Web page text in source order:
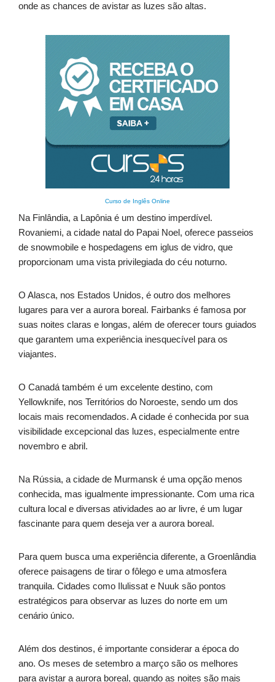
onde as chances de avistar as luzes são altas.
Curso de Inglês Online
Na Finlândia, a Lapônia é um destino imperdível.
Rovaniemi, a cidade natal do Papai Noel, oferece passeios
de snowmobile e hospedagens em iglus de vidro, que
proporcionam uma vista privilegiada do céu noturno.
O Alasca, nos Estados Unidos, é outro dos melhores
lugares para ver a aurora boreal. Fairbanks é famosa por
suas noites claras e longas, além de oferecer tours guiados
que garantem uma experiência inesquecível para os
viajantes.
O Canadá também é um excelente destino, com
Yellowknife, nos Territórios do Noroeste, sendo um dos
locais mais recomendados. A cidade é conhecida por sua
visibilidade excepcional das luzes, especialmente entre
novembro e abril.
Na Rússia, a cidade de Murmansk é uma opção menos
conhecida, mas igualmente impressionante. Com uma rica
cultura local e diversas atividades ao ar livre, é um lugar
fascinante para quem deseja ver a aurora boreal.
Para quem busca uma experiência diferente, a Groenlândia
oferece paisagens de tirar o fôlego e uma atmosfera
tranquila. Cidades como Ilulissat e Nuuk são pontos
estratégicos para observar as luzes do norte em um
cenário único.
Além dos destinos, é importante considerar a época do
ano. Os meses de setembro a março são os melhores
para avistar a aurora boreal, quando as noites são mais